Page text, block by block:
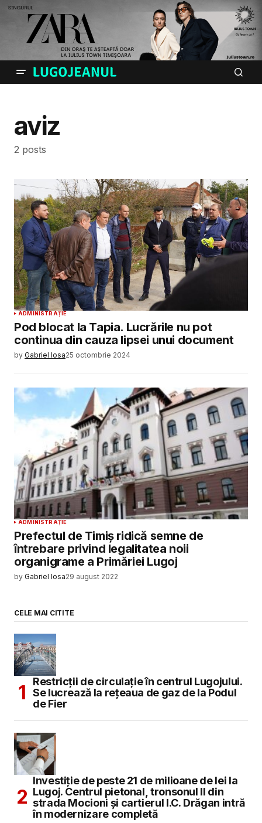
aviz
2 posts
ADMINISTRAȚIE
Pod blocat la Tapia. Lucrările nu pot
continua din cauza lipsei unui document
by Gabriel Iosa25 octombrie 2024
ADMINISTRAȚIE
Prefectul de Timiș ridică semne de
întrebare privind legalitatea noii
organigrame a Primăriei Lugoj
by Gabriel Iosa29 august 2022
CELE MAI CITITE
Restricții de circulație în centrul Lugojului.
Se lucrează la rețeaua de gaz de la Podul
de Fier
Investiție de peste 21 de milioane de lei la
Lugoj. Centrul pietonal, tronsonul II din
strada Mocioni și cartierul I.C. Drăgan intră
în modernizare completă